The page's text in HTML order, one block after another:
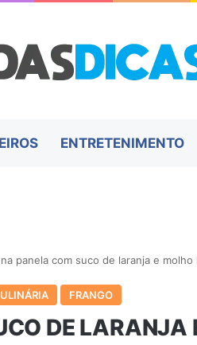
ENTRETENIMENTO
panela com suco de laranja e molho
FRANGO
DE LARANJA